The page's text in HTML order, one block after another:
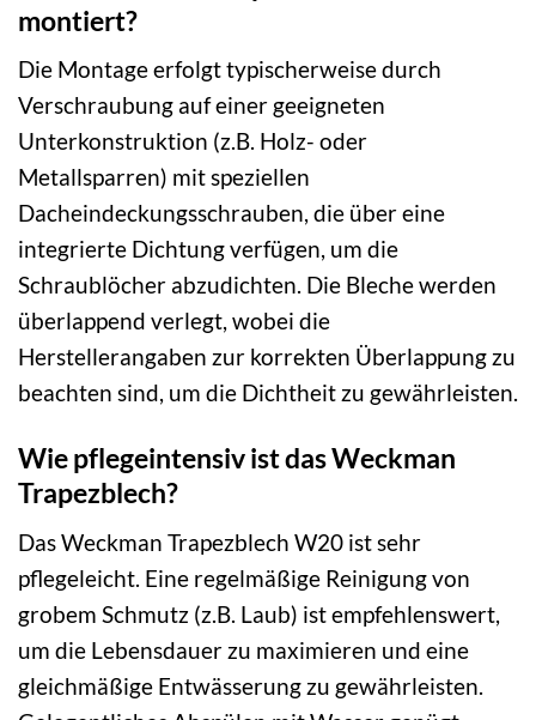
montiert?
Die Montage erfolgt typischerweise durch
Verschraubung auf einer geeigneten
Unterkonstruktion (z.B. Holz- oder
Metallsparren) mit speziellen
Dacheindeckungsschrauben, die über eine
integrierte Dichtung verfügen, um die
Schraublöcher abzudichten. Die Bleche werden
überlappend verlegt, wobei die
Herstellerangaben zur korrekten Überlappung zu
beachten sind, um die Dichtheit zu gewährleisten.
Wie pflegeintensiv ist das Weckman
Trapezblech?
Das Weckman Trapezblech W20 ist sehr
pflegeleicht. Eine regelmäßige Reinigung von
grobem Schmutz (z.B. Laub) ist empfehlenswert,
um die Lebensdauer zu maximieren und eine
gleichmäßige Entwässerung zu gewährleisten.